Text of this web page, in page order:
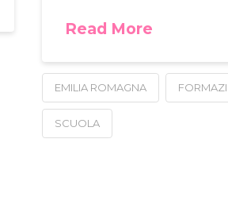
Read More
EMILIA ROMAGNA
SCUOLA